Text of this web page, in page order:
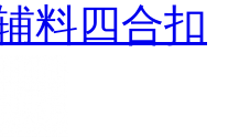
料四合扣